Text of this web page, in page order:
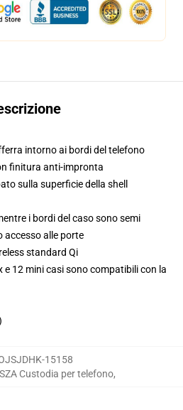
intorno ai bordi del telefono
finitura anti-impronta
sulla superficie della shell
i bordi del caso sono semi
accesso alle porte
standard Qi
e 12 mini casi sono compatibili con la
15158
Custodia per telefono,